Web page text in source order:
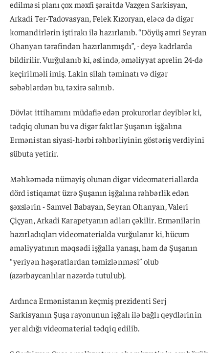
edilməsi planı çox məxfi şəraitdə Vazgen Sarkisyan,
Arkadi Ter-Tadovasyan, Felek Kızoryan, eləcə də digər
komandirlərin iştirakı ilə hazırlanıb. “Döyüş əmri Seyran
Ohanyan tərəfindən hazırlanmışdı”, - deyə kadrlarda
bildirilir. Vurğulanıb ki, əslində, əməliyyat aprelin 24-də
keçirilməli imiş. Lakin silah təminatı və digər
səbəblərdən bu, təxirə salınıb.
Dövlət ittihamını müdafiə edən prokurorlar deyiblər ki,
tədqiq olunan bu və digər faktlar Şuşanın işğalına
Ermənistan siyasi-hərbi rəhbərliyinin göstəriş verdiyini
sübuta yetirir.
Məhkəmədə nümayiş olunan digər videomateriallarda
dörd istiqamət üzrə Şuşanın işğalına rəhbərlik edən
şəxslərin - Samvel Babayan, Seyran Ohanyan, Valeri
Çiçyan, Arkadi Karapetyanın adları çəkilir. Ermənilərin
hazırladıqları videomaterialda vurğulanır ki, hücum
əməliyyatının məqsədi işğalla yanaşı, həm də Şuşanın
“yeriyən həşəratlardan təmizlənməsi” olub
(azərbaycanlılar nəzərdə tutulub).
Ardınca Ermənistanın keçmiş prezidenti Serj
Sarkisyanın Şuşa rayonunun işğalı ilə bağlı qeydlərinin
yer aldığı videomaterial tədqiq edilib.